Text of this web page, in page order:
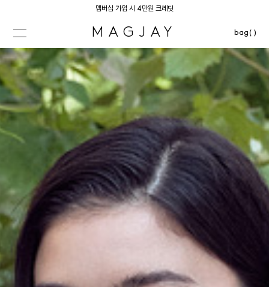
멤버십 가입 시 4만원 크레딧
MAGJAY bag( )